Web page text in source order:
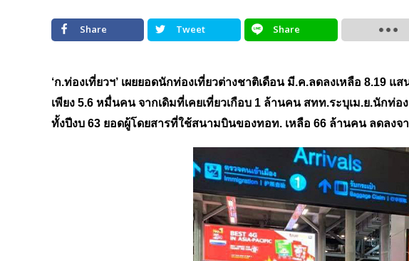
Share Tweet Share
‘ก.ท่องเที่ยวฯ’ เผยยอดนักท่องเที่ยวต่างชาติเดือน มี.ค.ลดลงเหลือ 8.19
เพียง 5.6 หมื่นคน จากเดิมที่เคยเที่ยวเกือบ 1 ล้านคน สทท.ระบุเม.ย.นักท่
ทั้งปีงบ 63 ยอดผู้โดยสารที่ใช้สนามบินของทอท. เหลือ 66 ล้านคน ลดลงจ